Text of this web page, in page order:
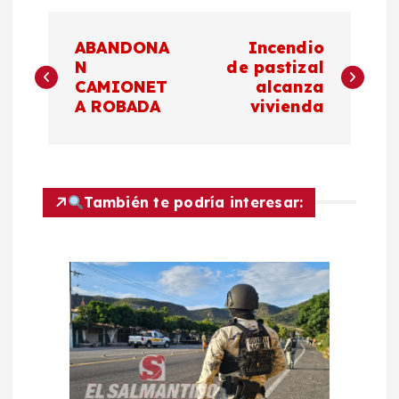
a
g
ABANDONA
N
CAMIONET
A ROBADA
Incendio
de pastizal
alcanza
vivienda
También te podría interesar: